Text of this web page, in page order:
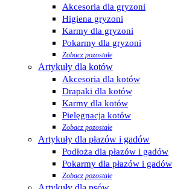
Akcesoria dla gryzoni
Higiena gryzoni
Karmy dla gryzoni
Pokarmy dla gryzoni
Zobacz pozostałe
Artykuły dla kotów
Akcesoria dla kotów
Drapaki dla kotów
Karmy dla kotów
Pielęgnacja kotów
Zobacz pozostałe
Artykuły dla płazów i gadów
Podłoża dla płazów i gadów
Pokarmy dla płazów i gadów
Zobacz pozostałe